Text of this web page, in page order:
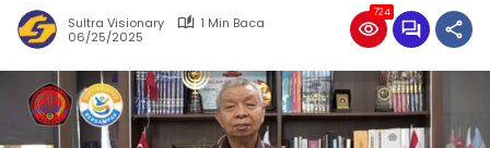
Sultra Visionary
1 Min Baca
06/25/2025
724